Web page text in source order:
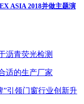
ASIA 2018并做主题演
沥青荧光检测
适的生产厂家
”引领门窗行业创新升